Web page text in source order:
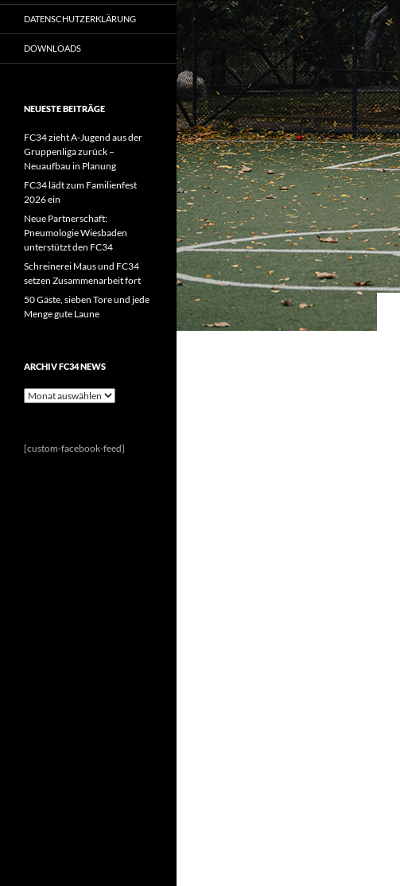
DATENSCHUTZERKLÄRUNG
DOWNLOADS
NEUESTE BEITRÄGE
FC34 zieht A-Jugend aus der
Gruppenliga zurück –
Neuaufbau in Planung
FC34 lädt zum Familienfest
2026 ein
Neue Partnerschaft:
Pneumologie Wiesbaden
unterstützt den FC34
Schreinerei Maus und FC34
setzen Zusammenarbeit fort
50 Gäste, sieben Tore und jede
Menge gute Laune
ARCHIV FC34 NEWS
Archiv
[custom-facebook-feed]